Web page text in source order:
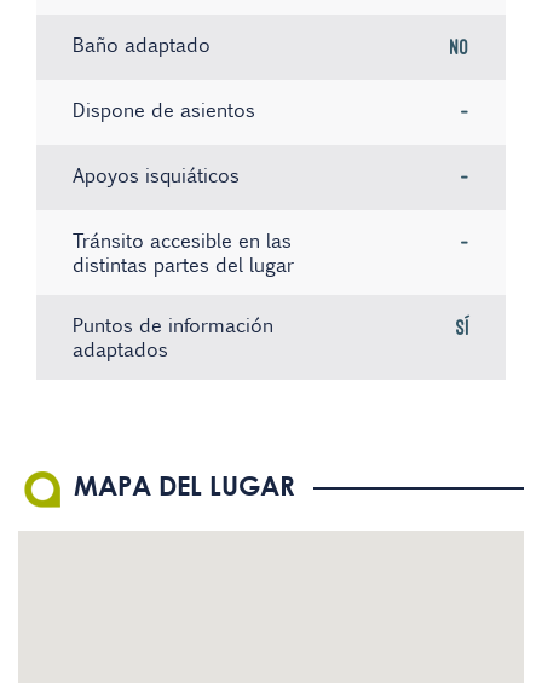
Baño adaptado No
Dispone de asientos -
Apoyos isquiáticos -
Tránsito accesible en las
distintas partes del lugar
-
Puntos de información
adaptados
Sí
MAPA DEL LUGAR